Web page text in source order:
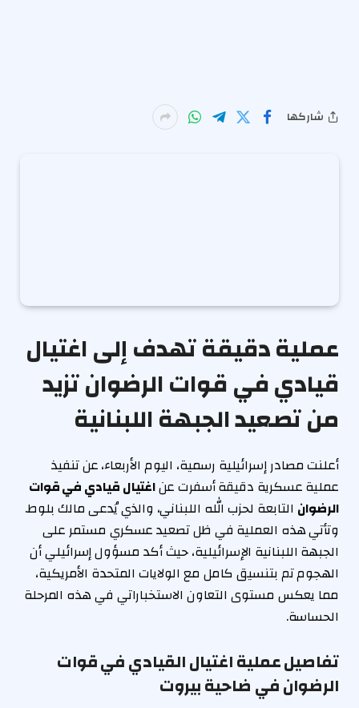
شاركها
عملية دقيقة تهدف إلى اغتيال
قيادي في قوات الرضوان تزيد
من تصعيد الجبهة اللبنانية
أعلنت مصادر إسرائيلية رسمية، اليوم الأربعاء، عن تنفيذ
عملية عسكرية دقيقة أسفرت عناغتيال قيادي في قوات
الرضوان التابعة لحزب الله اللبناني، والذي يُدعى مالك بلوط.
وتأتي هذه العملية في ظل تصعيد عسكري مستمر على
الجبهة اللبنانية الإسرائيلية، حيث أكد مسؤول إسرائيلي أن
الهجوم تم بتنسيق كامل مع الولايات المتحدة الأمريكية،
مما يعكس مستوى التعاون الاستخباراتي في هذه المرحلة
الحساسة.
تفاصيل عملية اغتيال القيادي في قوات
الرضوان في ضاحية بيروت